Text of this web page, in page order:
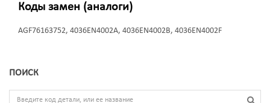
Коды замен (аналоги)
AGF76163752, 4036EN4002A, 4036EN4002B, 4036EN4002F
ПОИСК